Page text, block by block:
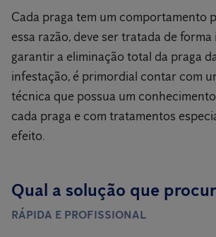
Cada praga tem um comportamento
essa razão, deve ser tratada de forma
garantir a eliminação total da praga
infestação, é primordial contar com
técnica que possua um
cada praga e com tratamentos
efeito.
Qual a solução que
RÁPIDA E PROFISSIONAL